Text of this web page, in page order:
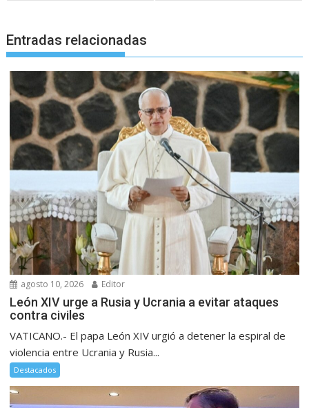
Entradas relacionadas
agosto 10, 2026 Editor
León XIV urge a Rusia y Ucrania a evitar ataques
contra civiles
VATICANO.- El papa León XIV urgió a detener la espiral de
violencia entre Ucrania y Rusia...
Destacados